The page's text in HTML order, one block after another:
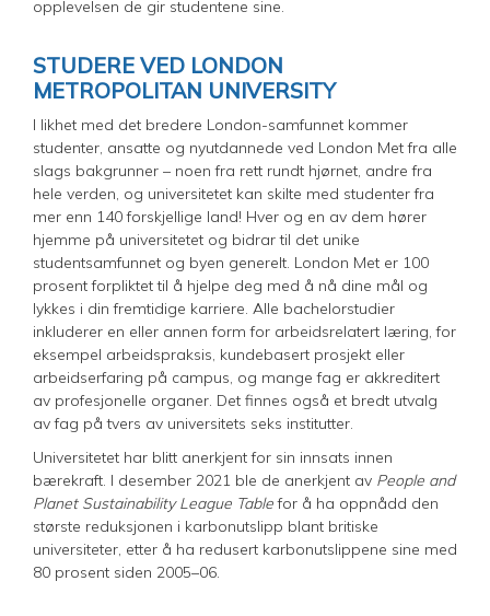
opplevelsen de gir studentene sine.
STUDERE VED LONDON
METROPOLITAN UNIVERSITY
I likhet med det bredere London-samfunnet kommer
studenter, ansatte og nyutdannede ved London Met fra alle
slags bakgrunner – noen fra rett rundt hjørnet, andre fra
hele verden, og universitetet kan skilte med studenter fra
mer enn 140 forskjellige land! Hver og en av dem hører
hjemme på universitetet og bidrar til det unike
studentsamfunnet og byen generelt. London Met er 100
prosent forpliktet til å hjelpe deg med å nå dine mål og
lykkes i din fremtidige karriere. Alle bachelorstudier
inkluderer en eller annen form for arbeidsrelatert læring, for
eksempel arbeidspraksis, kundebasert prosjekt eller
arbeidserfaring på campus, og mange fag er akkreditert
av profesjonelle organer. Det finnes også et bredt utvalg
av fag på tvers av universitets seks institutter.
Universitetet har blitt anerkjent for sin innsats innen
bærekraft. I desember 2021 ble de anerkjent av People and
Planet Sustainability League Tablefor å ha oppnådd den
største reduksjonen i karbonutslipp blant britiske
universiteter, etter å ha redusert karbonutslippene sine med
80 prosent siden 2005–06.